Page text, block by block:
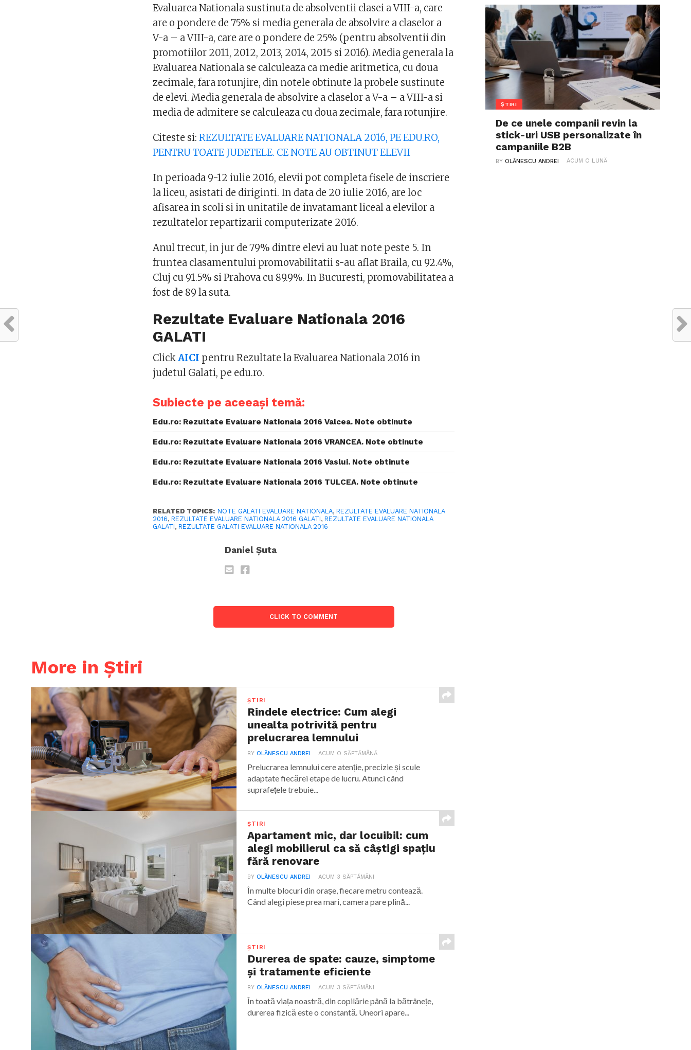
Evaluarea Nationala sustinuta de absolventii clasei a VIII-a, care
are o pondere de 75% si media generala de absolvire a claselor a
V-a – a VIII-a, care are o pondere de 25% (pentru absolventii din
promotiilor 2011, 2012, 2013, 2014, 2015 si 2016). Media generala la
Evaluarea Nationala se calculeaza ca medie aritmetica, cu doua
zecimale, fara rotunjire, din notele obtinute la probele sustinute
de elevi. Media generala de absolvire a claselor a V-a – a VIII-a si
media de admitere se calculeaza cu doua zecimale, fara rotunjire.
Citeste si:REZULTATE EVALUARE NATIONALA 2016, PE EDU.RO,
PENTRU TOATE JUDETELE. CE NOTE AU OBTINUT ELEVII
In perioada 9-12 iulie 2016, elevii pot completa fisele de inscriere
la liceu, asistati de diriginti. In data de 20 iulie 2016, are loc
afisarea in scoli si in unitatile de invatamant liceal a elevilor a
rezultatelor repartizarii computerizate 2016.
Anul trecut, in jur de 79% dintre elevi au luat note peste 5. In
fruntea clasamentului promovabilitatii s-au aflat Braila, cu 92.4%,
Cluj cu 91.5% si Prahova cu 89.9%. In Bucuresti, promovabilitatea a
fost de 89 la suta.
Rezultate Evaluare Nationala 2016
GALATI
ClickAICI pentru Rezultate la Evaluarea Nationala 2016 in
judetul Galati, pe edu.ro.
Subiecte pe aceeași temă:
Edu.ro: Rezultate Evaluare Nationala 2016 Valcea. Note obtinute
Edu.ro: Rezultate Evaluare Nationala 2016 VRANCEA. Note obtinute
Edu.ro: Rezultate Evaluare Nationala 2016 Vaslui. Note obtinute
Edu.ro: Rezultate Evaluare Nationala 2016 TULCEA. Note obtinute
RELATED TOPICS: NOTE GALATI EVALUARE NATIONALA,REZULTATE EVALUARE NATIONALA
2016,REZULTATE EVALUARE NATIONALA 2016 GALATI,REZULTATE EVALUARE NATIONALA
GALATI,REZULTATE GALATI EVALUARE NATIONALA 2016
Daniel Șuta
CLICK TO COMMENT
More in Știri
ȘTIRI
Rindele electrice: Cum alegi
unealta potrivită pentru
prelucrarea lemnului
BYOLĂNESCU ANDREI ACUM O SĂPTĂMÂNĂ
Prelucrarea lemnului cere atenție, precizie și scule
adaptate fiecărei etape de lucru. Atunci când
suprafețele trebuie...
ȘTIRI
Apartament mic, dar locuibil: cum
alegi mobilierul ca să câștigi spațiu
fără renovare
BYOLĂNESCU ANDREI ACUM 3 SĂPTĂMÂNI
În multe blocuri din orașe, fiecare metru contează.
Când alegi piese prea mari, camera pare plină...
ȘTIRI
Durerea de spate: cauze, simptome
și tratamente eficiente
BYOLĂNESCU ANDREI ACUM 3 SĂPTĂMÂNI
În toată viața noastră, din copilărie până la bătrânețe,
durerea fizică este o constantă. Uneori apare...
ȘTIRI
De ce unele companii revin la
stick-uri USB personalizate în
campaniile B2B
BYOLĂNESCU ANDREI ACUM O LUNĂ